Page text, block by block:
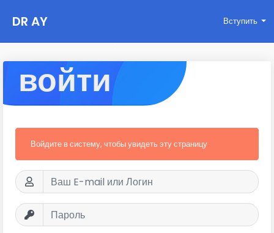
DR AY Вступить
войти
Войдите в систему, чтобы увидеть эту страницу